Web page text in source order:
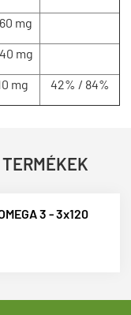
mg
mg
mg 42% / 84%
3 - 3x120